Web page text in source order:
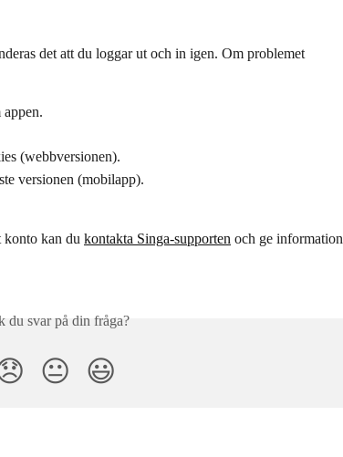
det att du loggar ut och in igen. Om problemet
(webbversionen).
versionen (mobilapp).
konto kan du kontakta Singa-supporten och ge information
du svar på din fråga?
😐 😃